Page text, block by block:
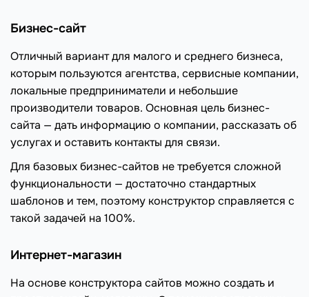
Бизнес-сайт
Отличный вариант для малого и среднего бизнеса,
которым пользуются агентства, сервисные компании,
локальные предприниматели и небольшие
производители товаров. Основная цель бизнес-
сайта — дать информацию о компании, рассказать об
услугах и оставить контакты для связи.
Для базовых бизнес-сайтов не требуется сложной
функциональности — достаточно стандартных
шаблонов и тем, поэтому конструктор справляется с
такой задачей на 100%.
Интернет-магазин
На основе конструктора сайтов можно создать и